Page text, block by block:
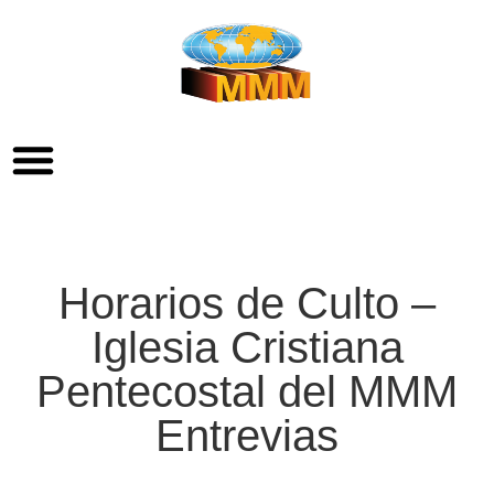
Horarios de Culto –
Iglesia Cristiana
Pentecostal del MMM
Entrevias